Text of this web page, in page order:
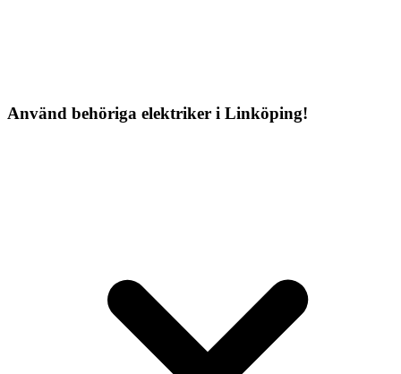
Använd behöriga elektriker i Linköping!